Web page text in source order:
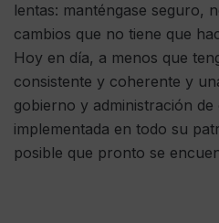
lentas: manténgase seguro,
cambios que no tiene que
Hoy en día, a menos que
consistente y coherente y
gobierno y administración
implementada en todo su
posible que pronto se